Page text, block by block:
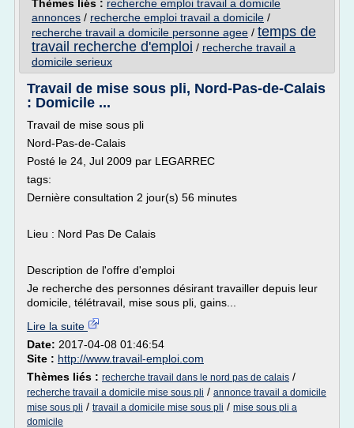
Thèmes liés : recherche emploi travail a domicile
annonces / recherche emploi travail a domicile /
recherche travail a domicile personne agee / temps de
travail recherche d'emploi / recherche travail a
domicile serieux
Travail de mise sous pli, Nord-Pas-de-Calais
: Domicile ...
Travail de mise sous pli
Nord-Pas-de-Calais
Posté le 24, Jul 2009 par LEGARREC
tags:
Dernière consultation 2 jour(s) 56 minutes
Lieu : Nord Pas De Calais
Description de l'offre d'emploi
Je recherche des personnes désirant travailler depuis leur
domicile, télétravail, mise sous pli, gains...
Lire la suite
Date: 2017-04-08 01:46:54
Site : http://www.travail-emploi.com
Thèmes liés : recherche travail dans le nord pas de calais /
recherche travail a domicile mise sous pli / annonce travail a domicile
mise sous pli / travail a domicile mise sous pli / mise sous pli a
domicile